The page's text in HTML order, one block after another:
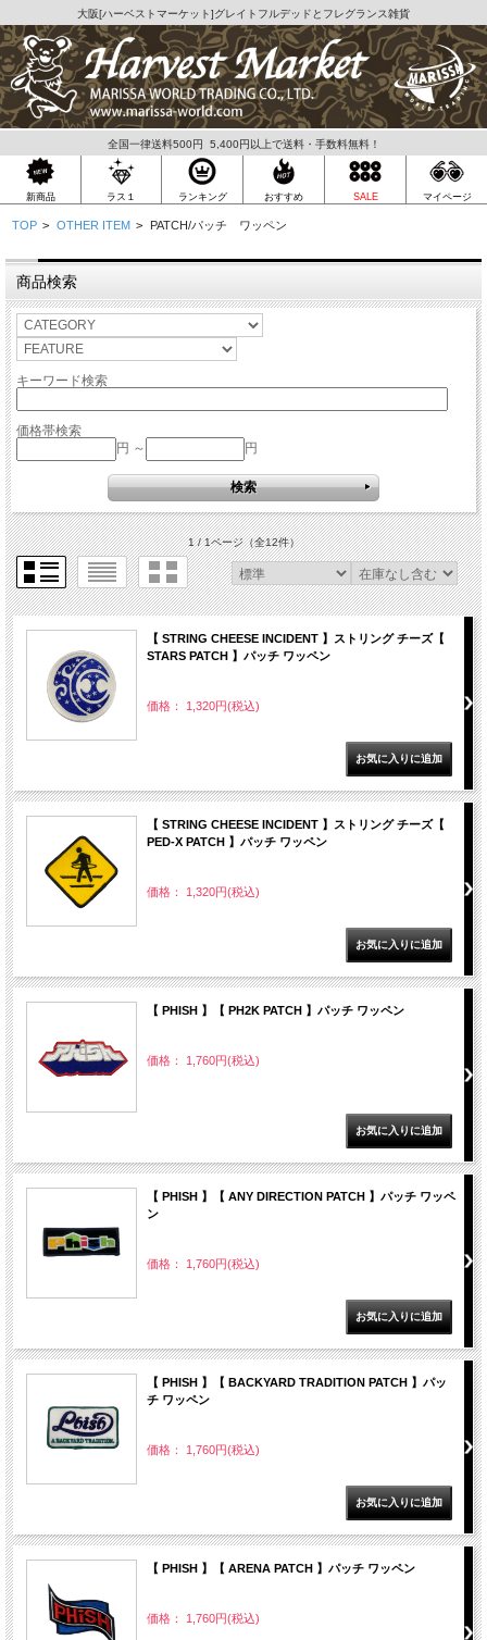
大阪[ハーベストマーケット]グレイトフルデッドとフレグランス雑貨
全国一律送料500円 5,400円以上で送料・手数料無料！
新商品 ラス１ ランキング おすすめ SALE マイページ
TOP > OTHER ITEM > PATCH/パッチ ワッペン
商品検索
キーワード検索
価格帯検索
円 ～
円
1 / 1ページ（全12件）
【 STRING CHEESE INCIDENT 】ストリング チーズ【
STARS PATCH 】パッチ ワッペン
価格： 1,320円(税込)
【 STRING CHEESE INCIDENT 】ストリング チーズ【
PED-X PATCH 】パッチ ワッペン
価格： 1,320円(税込)
【 PHISH 】【 PH2K PATCH 】パッチ ワッペン
価格： 1,760円(税込)
【 PHISH 】【 ANY DIRECTION PATCH 】パッチ ワッペ
ン
価格： 1,760円(税込)
【 PHISH 】【 BACKYARD TRADITION PATCH 】パッ
チ ワッペン
価格： 1,760円(税込)
【 PHISH 】【 ARENA PATCH 】パッチ ワッペン
価格： 1,760円(税込)